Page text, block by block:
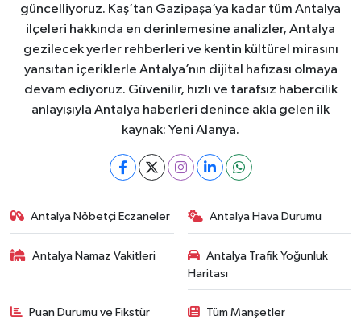
güncelliyoruz. Kaş’tan Gazipaşa’ya kadar tüm Antalya
ilçeleri hakkında en derinlemesine analizler, Antalya
gezilecek yerler rehberleri ve kentin kültürel mirasını
yansıtan içeriklerle Antalya’nın dijital hafızası olmaya
devam ediyoruz. Güvenilir, hızlı ve tarafsız habercilik
anlayışıyla Antalya haberleri denince akla gelen ilk
kaynak: Yeni Alanya.
Antalya Nöbetçi Eczaneler Antalya Hava Durumu
Antalya Namaz Vakitleri
Antalya Trafik Yoğunluk
Haritası
Puan Durumu ve Fikstür Tüm Manşetler